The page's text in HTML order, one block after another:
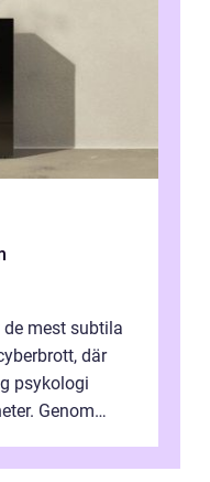
mest subtila
där
psykologi
Genom